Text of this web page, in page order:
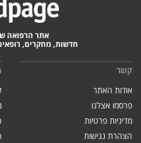
אתר הרפואה
חדשות, מחקרים,
קשר
אודות האתר
פרסמו אצלנו
מדיניות פרטיות
הצהרת נגישות